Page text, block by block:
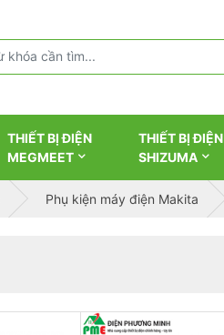
THIẾT BỊ ĐIỆN
MEGMEET
THIẾT BỊ ĐIỆN
SHIZUMA
Phụ kiện máy điện Makita